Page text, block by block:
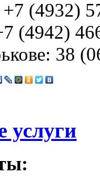
(4932)
(4942)
38
услуги